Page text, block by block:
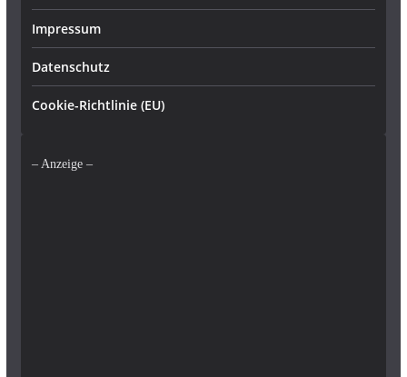
Impressum
Datenschutz
Cookie-Richtlinie (EU)
– Anzeige –